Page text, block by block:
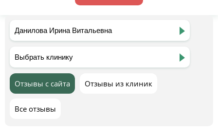
Отзывы с сайта Отзывы из клиник
Все отзывы